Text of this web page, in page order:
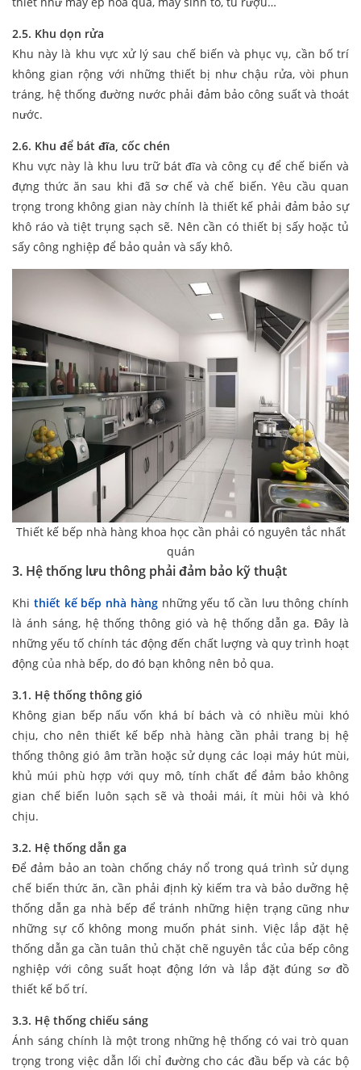
2.5. Khu dọn rửa
Khu này là khu vực xử lý sau chế biến và phục vụ, cần bố trí
không gian rộng với những thiết bị như chậu rửa, vòi phun
tráng, hệ thống đường nước phải đảm bảo công suất và thoát
nước.
2.6. Khu để bát đĩa, cốc chén
Khu vực này là khu lưu trữ bát đĩa và công cụ để chế biến và
đựng thức ăn sau khi đã sơ chế và chế biến. Yêu cầu quan
trọng trong không gian này chính là thiết kế phải đảm bảo sự
khô ráo và tiệt trụng sạch sẽ. Nên cần có thiết bị sấy hoặc tủ
sấy công nghiệp để bảo quản và sấy khô.
Thiết kế bếp nhà hàng khoa học cần phải có nguyên tắc nhất
quán
3. Hệ thống lưu thông phải đảm bảo kỹ thuật
Khi thiết kế bếp nhà hàngnhững yếu tố cần lưu thông chính
là ánh sáng, hệ thống thông gió và hệ thống dẫn ga. Đây là
những yếu tố chính tác động đến chất lượng và quy trình hoạt
động của nhà bếp, do đó bạn không nên bỏ qua.
3.1. Hệ thống thông gió
Không gian bếp nấu vốn khá bí bách và có nhiều mùi khó
chịu, cho nên thiết kế bếp nhà hàng cần phải trang bị hệ
thống thông gió âm trần hoặc sử dụng các loại máy hút mùi,
khủ múi phù hợp với quy mô, tính chất để đảm bảo không
gian chế biến luôn sạch sẽ và thoải mái, ít mùi hôi và khó
chịu.
3.2. Hệ thống dẫn ga
Để đảm bảo an toàn chống cháy nổ trong quá trình sử dụng
chế biến thức ăn, cần phải định kỳ kiếm tra và bảo dưỡng hệ
thống dẫn ga nhà bếp để tránh những hiện trạng cũng như
những sự cố không mong muốn phát sinh. Việc lắp đặt hệ
thống dẫn ga cần tuân thủ chặt chẽ nguyên tắc của bếp công
nghiệp với công suất hoạt động lớn và lắp đặt đúng sơ đồ
thiết kế bố trí.
3.3. Hệ thống chiếu sáng
Ánh sáng chính là một trong những hệ thống có vai trò quan
trọng trong việc dẫn lối chỉ đường cho các đầu bếp và các bộ